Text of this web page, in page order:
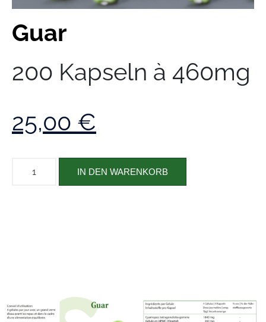
Guar
200 Kapseln à 460mg
25,00 €
IN DEN WARENKORB